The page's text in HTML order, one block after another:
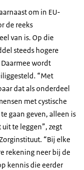
om in EU-
de reeks
van is. Op die
steeds hogere
wordt
“Met
dat als onderdeel
met cystische
gaan geven, alleen is
te leggen”, zegt
“Bij elke
rekening neer bij de
kennis die eerder